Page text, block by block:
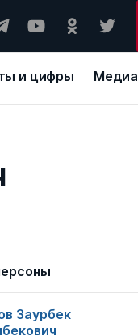
и цифры Медиа
Заурбек